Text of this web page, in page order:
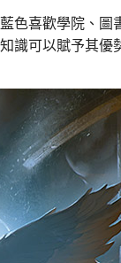
色喜歡學院、圖
識可以賦予其優